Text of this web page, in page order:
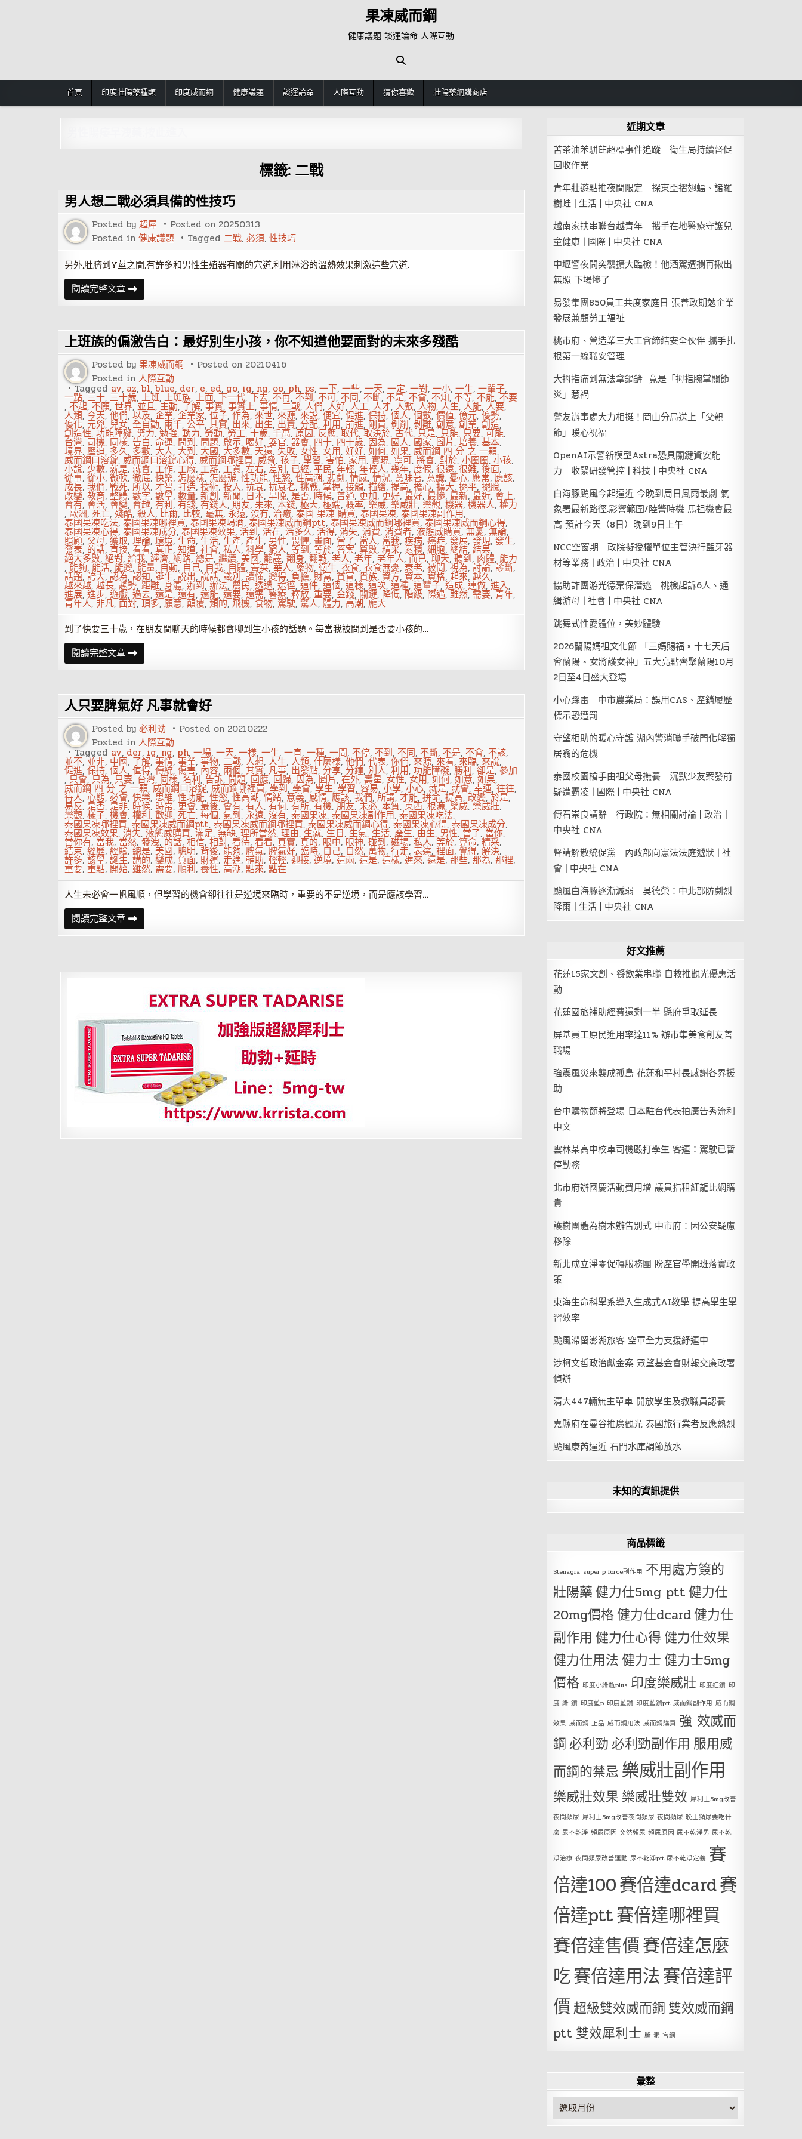
果凍威而鋼
健康議題 談運論命 人際互動
首頁 印度壯陽藥種類 印度威而鋼 健康議題 談運論命 人際互動 猜你喜歡 壯陽藥網購商店
標籤: 二戰
男人想二戰必須具備的性技巧
Posted by 超犀 Posted on 20250313
Posted in 健康議題 Tagged 二戰, 必須, 性技巧
另外,肚臍到Y莖之間,有許多和男性生殖器有關的穴道,利用淋浴的溫熱效果刺激這些穴道.
閱讀完整文章男
人
想
必
須
具
備
的
性
技
巧
上班族的偏激告白：最好別生小孩，你不知道他要面對的未來多殘酷
Posted by 果凍威而鋼 Posted on 20210416
Posted in 人際互動
Tagged av, az, bl, blue, der, e, ed, go, ig, ng, oo, ph, ps, 一下, 一些, 一天, 一定, 一對, 一小, 一生, 一輩子,
一點,三十, 三十歲, 上班, 上班族,上面, 下一代,下去, 不再, 不到,不可,不同,不斷,不是,不會,不知,不等,不能,不要
, 不起, 不願, 世界,並且,主動,了解, 事實, 事實上, 事情, 二戰, 人們, 人好, 人工, 人才, 人數, 人物, 人生, 人能, 人要,
人類, 今天,他們,以及, 企業,企業家,位子,作為, 來世,來源,來說,便宜,促進, 保持, 個人,個數,價值, 億元,優勢,
優化, 元兇, 兒女, 全自動, 兩千, 公平, 其實, 出來, 出生, 出賣, 分配, 利用, 前進, 剛買, 剝削, 剝離, 創意, 創業, 創造,
創造性,功能障礙, 努力,勉強, 動力, 勞動,勞工, 十歲, 千萬,原因,反應,取代,取決於,古代,只是,只能,只要,可能,
台灣, 司機,同樣,告白,命運,問到,問題,啟示,喝好,器官,器會,四十,四十歲,因為,國人,國家,圖片,培養,基本,
境界, 壓迫, 多久, 多數, 大人, 大到, 大國, 大多數,天還,失敗,女性, 女用, 好好, 如何, 如果, 威而鋼 四 分 之 一顆,
威而鋼口溶錠,威而鋼口溶錠心得,威而鋼哪裡買,威脅,孩子,學習,害怕,家用,實現,寧可,將會,對於,小圈圈,小孩,
小說,少數,就是,就會, 工作,工廠,工薪,工資,左右,差別, 已經,平民,年輕,年輕人,幾年,度假,很遠,很難,後面,
從事, 從小, 微軟, 徹底, 快樂, 怎麼樣, 怎麼辦,性功能, 性慾, 性高潮,悲劇,情感,情況,意味著,意識,憂心,應常,應該,
成長, 我們, 戰死, 所以, 才智, 打造,技術,投入,抗衰,抗衰老,挑戰,掌握,接觸,描繪,提高, 擔心,擴大,擺平,擺脫,
改變, 教育, 整體, 數字, 數學, 數量, 新創, 新聞, 日本, 早晚, 是否,時候,普通,更加,更好, 最好,最慘, 最新,最近,會上,
會有, 會活, 會變, 會越, 有利, 有錢, 有錢人,朋友,未來, 本錢, 極大,極端,概率,樂威,樂威壯,樂觀, 機器,機器人,權力
,歐洲,死亡,殘酷,殺人,比爾,比較,毫無,永遠,沒有,治癒,泰國 果凍 購買,泰國果凍,泰國果凍副作用,
泰國果凍吃法,泰國果凍哪裡買, 泰國果凍喝酒,泰國果凍威而鋼ptt,泰國果凍威而鋼哪裡買,泰國果凍威而鋼心得,
泰國果凍心得, 泰國果凍成分, 泰國果凍效果,活到, 活在,活多久, 活得,消失,消費,消費者, 液態威購買,無憂,無論,
照顧,父母, 獲取,理論,環境,生命,生活,生產,產生,男性,畏懼,畫面,當了,當人,當我,疾病,癌症,發展,發現,發生,
發表, 的話, 直接, 看看, 真正, 知道, 社會, 私人, 科學, 窮人, 等到, 等於, 答案, 算數, 精采, 累積, 細胞, 終結, 結果,
絕大多數,絕對,給我,經濟, 網路,總是,繼續, 美國, 翻譯, 翻身, 翻轉,老人,老年,老年人,而已,聊天, 聽到, 肉體, 能力
,能夠,能活,能變,能量, 自動,自己,自我,自體,菁英,華人,藥物,衛生, 衣食, 衣食無憂,衰老,被問,視為,討論,診斷,
話題,誇大,認為,認知, 誕生,說出, 說話,識別,讀懂,變得, 負擔,財富, 貧富,貴族,資方, 資本, 資格, 起來, 越久,
越來越,越長,趨勢,距離, 身體,辦到,辦法,農民,透過,途徑,這件,這個,這樣,這次,這種,這輩子,造成, 連做,進入,
進展, 進步,遊戲,過去,還是,還有, 還能, 還要,還需,醫療,釋放,重要,金錢,關鍵,降低,階級,際遇,雖然,需要,青年,
青年人,非凡,面對,頂多,願意,顛覆,類的,飛機,食物,駕駛,驚人, 體力, 高潮,龐大
到了快要三十歲，在朋友間聊天的時候都會聊到生小孩的話題。每當我被問到是否要小孩的…
閱讀完整文章上
班
族
激
告
白：
最
好
別
生
小
孩，
你
不
知
道
他
要
面
對
的
未
來
多
殘
酷
人只要脾氣好 凡事就會好
Posted by 必利勁 Posted on 20210222
Posted in 人際互動
Tagged av, der, ig, ng, ph, 一場, 一天, 一樣, 一生, 一直, 一種, 一間, 不停, 不到, 不同, 不斷, 不是, 不會, 不該,
並不,並非, 中國, 了解,事情, 事業, 事物, 二戰, 人想, 人生, 人類, 什麼樣,他們,代表, 你們,來源,來看, 來臨,來說,
促進, 保持, 個人, 值得, 傳統, 傷害, 內容, 兩個, 其實, 凡事, 出發點,分享, 分鐘, 別人, 利用, 功能障礙,勝利,卻是,參加
,只會, 只為,只要, 台灣, 同樣,名利, 告訴,問題, 回應, 回歸, 因為,圖片,在外,壽星,女性,女用,如何,如意, 如果,
威而鋼 四 分 之 一顆,威而鋼口溶錠, 威而鋼哪裡買,學到,學會,學生,學習,容易,小學,小心,就是,就會,幸運,往往,
待人,心態,必會, 快樂,思維,性功能,性慾,性高潮,情緒, 意義,感情, 應該,我們,所謂, 才能,拼命, 提高,改變,於是,
易反, 是否, 是非, 時候, 時常, 更會,最後,會有, 有人,有何,有所,有機,朋友,未必,本質,東西,根源,樂威,樂威壯,
樂觀, 樣子, 機會, 權利, 歡迎, 死亡, 每個, 氣到, 永遠, 沒有, 泰國果凍,泰國果凍副作用,泰國果凍吃法,
泰國果凍哪裡買, 泰國果凍威而鋼ptt,泰國果凍威而鋼哪裡買,泰國果凍威而鋼心得,泰國果凍心得, 泰國果凍成分,
泰國果凍效果, 消失, 液態威購買,滿足,無缺, 理所當然,理由,生就,生日,生氣,生活, 產生,由生,男性,當了,當你,
當你有,當我,當然,發洩,的話, 相信,相對,看待,看看,真實,真的,眼中,眼神,碰到,磁場,私人,等於,算命,精采,
結束,經歷,經驗,總是,美國,聰明,背後, 能夠,脾氣,脾氣好, 臨時, 自己, 自然, 萬物, 行走, 表達, 裡面, 覺得, 解決,
許多, 該學, 誕生, 講的, 變成, 負面, 財運, 走進, 輔助, 輕輕,迎接, 逆境, 這兩,這是,這樣,進來,還是, 那些,那為,那裡,
重要, 重點, 開始, 雖然, 需要, 順利, 養性, 高潮, 點來, 點在
人生未必會一帆風順，但學習的機會卻往往是逆境來臨時，重要的不是逆境，而是應該學習…
閱讀完整文章人
只
要
凡
近期文章
苦茶油苯駢芘超標事件追蹤 衛生局持續督促
回收作業
青年壯遊點推夜間限定 探東亞摺翅蝠、諸羅
樹蛙 | 生活 | 中央社 CNA
越南家扶串聯台越青年 攜手在地醫療守護兒
童健康 | 國際 | 中央社 CNA
中壢警夜間突襲擴大臨檢！他酒駕遭攔再揪出
無照 下場慘了
易發集團850員工共度家庭日 張善政期勉企業
發展兼顧勞工福祉
桃市府、營造業三大工會締結安全伙伴 攜手扎
根第一線職安管理
大拇指痛到無法拿鍋鏟 竟是「拇指腕掌關節
炎」惹禍
警友辦事處大力相挺！岡山分局送上「父親
節」暖心祝福
OpenAI示警新模型Astra恐具關鍵資安能
力 收緊研發管控 | 科技 | 中央社 CNA
白海豚颱風今起逼近 今晚到周日風雨最劇 氣
象署最新路徑.影響範圍/陸警時機 馬祖機會最
高 預計今天（8日）晚到9日上午
NCC空窗期 政院擬授權單位主管決行藍牙器
材等業務 | 政治 | 中央社 CNA
協助詐團游光德棄保潛逃 桃檢起訴6人、通
緝游母 | 社會 | 中央社 CNA
跳舞式性愛體位，美妙體驗
2026蘭陽媽祖文化節 「三媽賜福 × 十七天后
會蘭陽 × 女將護女神」五大亮點齊聚蘭陽10月
2日至4日盛大登場
小心踩雷 中市農業局：誤用CAS、產銷履歷
標示恐遭罰
守望相助的暖心守護 湖內警消聯手破門化解獨
居翁的危機
泰國校園槍手由祖父母撫養 沉默少友案發前
疑遭霸凌 | 國際 | 中央社 CNA
傳石崇良請辭 行政院：無相關討論 | 政治 |
中央社 CNA
聲請解散統促黨 內政部向憲法法庭遞狀 | 社
會 | 中央社 CNA
颱風白海豚逐漸減弱 吳德榮：中北部防劇烈
降雨 | 生活 | 中央社 CNA
好文推薦
花蓮15家文創、餐飲業串聯 自救推觀光優惠活
動
花蓮國旅補助經費還剩一半 縣府爭取延長
屏基員工原民進用率達11% 辦市集美食創友善
職場
強震風災來襲成孤島 花蓮和平村長感謝各界援
助
台中購物節將登場 日本駐台代表拍廣告秀流利
中文
雲林某高中校車司機毆打學生 客運：駕駛已暫
停勤務
北市府辦國慶活動費用增 議員指租紅龍比網購
貴
護樹團體為樹木辦告別式 中市府：因公安疑慮
移除
新北成立淨零促轉服務團 盼產官學開班落實政
策
東海生命科學系導入生成式AI教學 提高學生學
習效率
颱風滯留澎湖旅客 空軍全力支援紓運中
涉柯文哲政治獻金案 眾望基金會財報交廉政署
偵辦
清大447輛無主單車 開放學生及教職員認養
嘉縣府在曼谷推廣觀光 泰國旅行業者反應熱烈
颱風康芮逼近 石門水庫調節放水
未知的資訊提供
商品標籤
Stenagra super p force副作用 不用處方簽的
壯陽藥健力仕5mg ptt健力仕
20mg價格健力仕dcard健力仕
副作用 健力仕心得健力仕效果
健力仕用法健力士健力士5mg
價格 印度小綠瓶plus 印度樂威壯 印度紅鑽 印
度 綠 鑽 印度藍p 印度藍鑽 印度藍鑽ptt 威而鋼副作用 威而鋼
效果 威而鋼 正品 威而鋼用法 威而鋼購買 強 效威而
鋼 必利勁 必利勁副作用 服用威
而鋼的禁忌 樂威壯副作用
樂威壯效果 樂威壯雙效 犀利士5mg改善
夜間頻尿 犀利士5mg改善夜間頻尿 夜間頻尿 晚上頻尿要吃什
麼 尿不乾淨 頻尿原因 突然頻尿 頻尿原因 尿不乾淨男 尿不乾
淨治療 夜間頻尿改善運動 尿不乾淨ptt 尿不乾淨定義 賽
倍達100賽倍達dcard賽
倍達ptt賽倍達哪裡買
賽倍達售價賽倍達怎麼
吃賽倍達用法賽倍達評
價超級雙效威而鋼 雙效威而鋼
ptt 雙效犀利士 騰 素 官網
彙整
彙
整